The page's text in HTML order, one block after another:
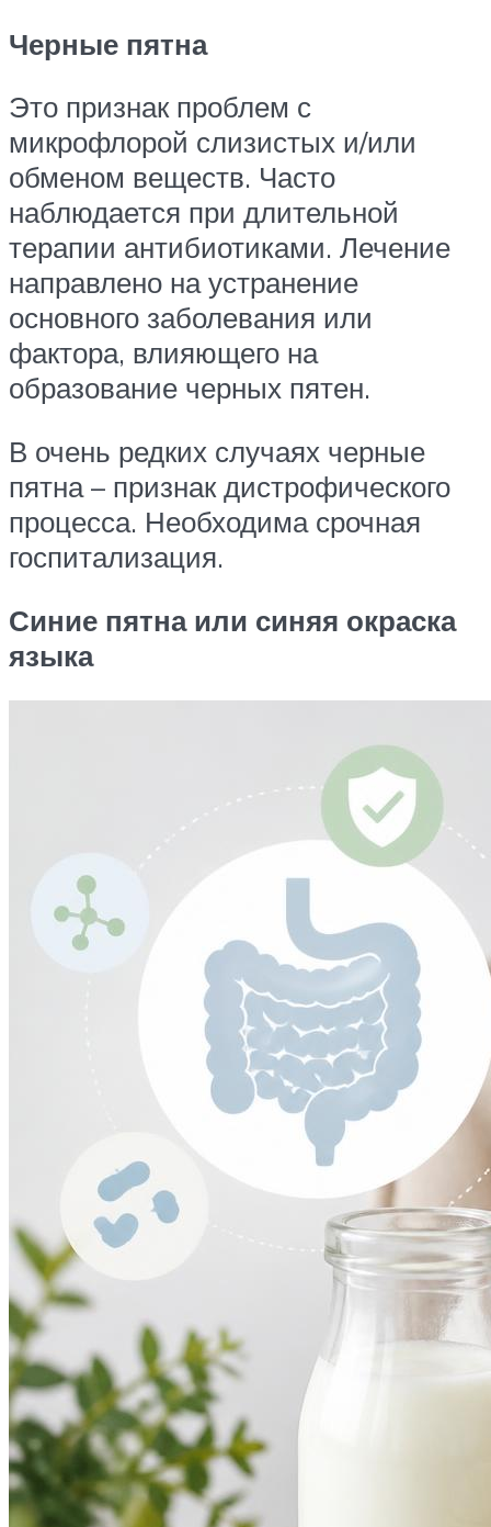
Черные пятна
Это признак проблем с
микрофлорой слизистых и/или
обменом веществ. Часто
наблюдается при длительной
терапии антибиотиками. Лечение
направлено на устранение
основного заболевания или
фактора, влияющего на
образование черных пятен.
В очень редких случаях черные
пятна – признак дистрофического
процесса. Необходима срочная
госпитализация.
Синие пятна или синяя окраска
языка